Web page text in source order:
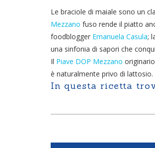
Le braciole di maiale sono un
Mezzano fuso rende il piatto
foodblogger Emanuela Casula;
una sinfonia di sapori che
Il Piave DOP Mezzano
è naturalmente privo di
In questa ricetta